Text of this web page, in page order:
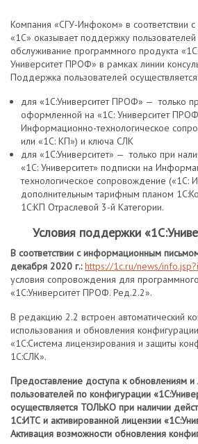
Компания «СГУ-Инфоком» в соответствии
«1С» оказывает поддержку
обслуживание программного продукта
Университет ПРОФ» в рамках линии
Поддержка пользователей осуществляется:
для «1С:Университет ПРОФ» — только
оформленной на «1С: Университет
Информационно-технологическое
или «1С: КП») и ключа СЛК
для «1С:Университет» — только при
«1С: Университет» подписки на
технологическое сопровождение («1С:
дополнительным тарифным планом
1С:КП Отраслевой 3-й Категории.
Условия поддержки
В соответствии синформационным
декабря 2020 г.:https://1c.ru/news/
условия сопровождения для
«1С:Университет ПРОФ. Ред.2.2».
В редакцию 2.2 встроен автоматический
использования и обновления
«1С:Система лицензирования и защиты
1С:СЛК».
Предоставление доступа к обновлениям и
пользователей по конфигурации
осуществляется ТОЛЬКО при наличии
1С:ИТС и активированной лицензии
Активация возможности обновления